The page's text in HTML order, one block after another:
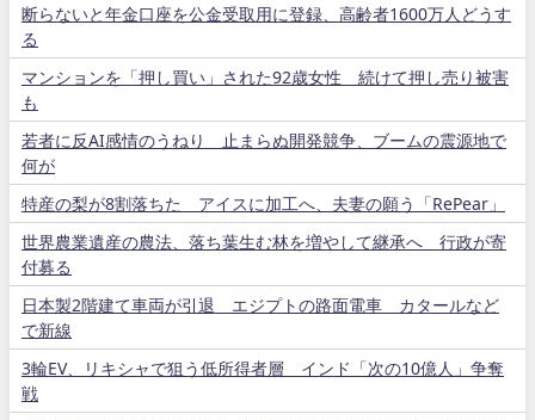
断らないと年金口座を公金受取用に登録、高齢者1600万人どうす
る
マンションを「押し買い」された92歳女性 続けて押し売り被害
も
若者に反AI感情のうねり 止まらぬ開発競争、ブームの震源地で
何が
特産の梨が8割落ちた アイスに加工へ、夫妻の願う「RePear」
世界農業遺産の農法、落ち葉生む林を増やして継承へ 行政が寄
付募る
日本製2階建て車両が引退 エジプトの路面電車 カタールなど
で新線
3輪EV、リキシャで狙う低所得者層 インド「次の10億人」争奪
戦